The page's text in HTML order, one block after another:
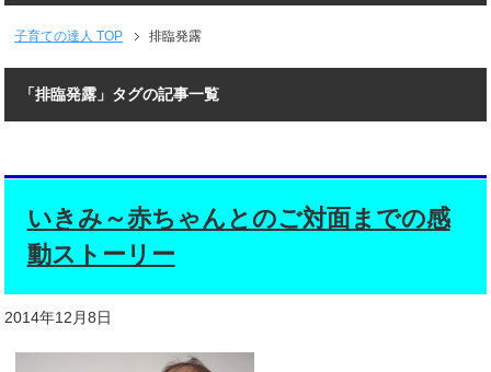
子育ての達人 TOP 排臨発露
「排臨発露」タグの記事一覧
いきみ～赤ちゃんとのご対面までの感
動ストーリー
2014年12月8日